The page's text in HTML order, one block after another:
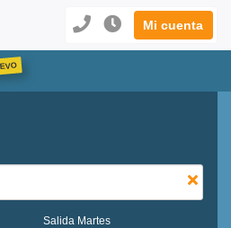
Mi cuenta
Salida Martes